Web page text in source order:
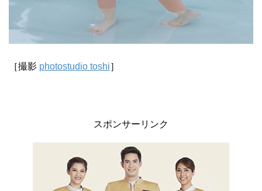
［撮影 photostudio toshi］
スポンサーリンク